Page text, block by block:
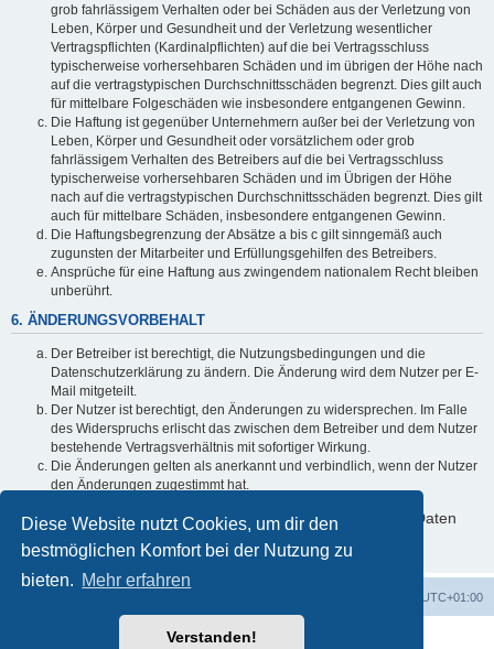
Diese Website nutzt Cookies, um dir den
bestmöglichen Komfort bei der Nutzung zu
bieten. Mehr erfahren
Verstanden!
grob fahrlässigem Verhalten oder bei Schäden aus der Verletzung von
Leben, Körper und Gesundheit und der Verletzung wesentlicher
Vertragspflichten (Kardinalpflichten) auf die bei Vertragsschluss
typischerweise vorhersehbaren Schäden und im übrigen der Höhe nach
auf die vertragstypischen Durchschnittsschäden begrenzt. Dies gilt auch
für mittelbare Folgeschäden wie insbesondere entgangenen Gewinn.
Die Haftung ist gegenüber Unternehmern außer bei der Verletzung von
Leben, Körper und Gesundheit oder vorsätzlichem oder grob
fahrlässigem Verhalten des Betreibers auf die bei Vertragsschluss
typischerweise vorhersehbaren Schäden und im Übrigen der Höhe
nach auf die vertragstypischen Durchschnittsschäden begrenzt. Dies gilt
auch für mittelbare Schäden, insbesondere entgangenen Gewinn.
Die Haftungsbegrenzung der Absätze a bis c gilt sinngemäß auch
zugunsten der Mitarbeiter und Erfüllungsgehilfen des Betreibers.
Ansprüche für eine Haftung aus zwingendem nationalem Recht bleiben
unberührt.
6. ÄNDERUNGSVORBEHALT
Der Betreiber ist berechtigt, die Nutzungsbedingungen und die
Datenschutzerklärung zu ändern. Die Änderung wird dem Nutzer per E-
Mail mitgeteilt.
Der Nutzer ist berechtigt, den Änderungen zu widersprechen. Im Falle
des Widerspruchs erlischt das zwischen dem Betreiber und dem Nutzer
bestehende Vertragsverhältnis mit sofortiger Wirkung.
Die Änderungen gelten als anerkannt und verbindlich, wenn der Nutzer
den Änderungen zugestimmt hat.
Informationen über den Umgang mit deinen persönlichen Daten
sind in der Datenschutzerklärung enthalten.
UTC+01:00
Powered byphpBB® Forum Software © phpBB Limited